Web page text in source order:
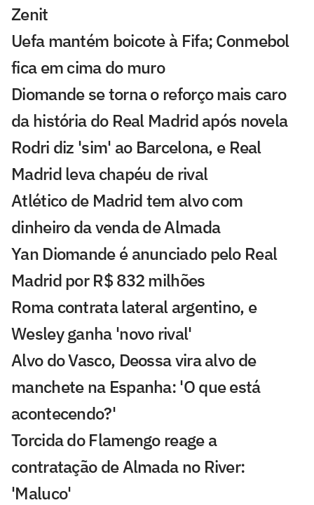
Zenit
Uefa mantém boicote à Fifa; Conmebol
fica em cima do muro
Diomande se torna o reforço mais caro
da história do Real Madrid após novela
Rodri diz 'sim' ao Barcelona, e Real
Madrid leva chapéu de rival
Atlético de Madrid tem alvo com
dinheiro da venda de Almada
Yan Diomande é anunciado pelo Real
Madrid por R$ 832 milhões
Roma contrata lateral argentino, e
Wesley ganha 'novo rival'
Alvo do Vasco, Deossa vira alvo de
manchete na Espanha: 'O que está
acontecendo?'
Torcida do Flamengo reage a
contratação de Almada no River:
'Maluco'